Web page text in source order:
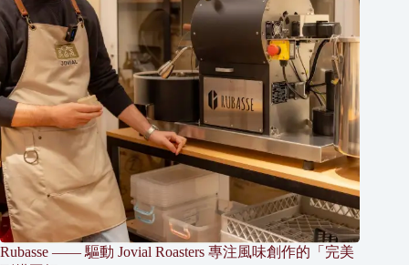
Rubasse —— 驅動 Jovial Roasters 專注風味創作的「完美